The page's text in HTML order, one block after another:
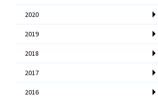
2020
2019
2018
2017
2016